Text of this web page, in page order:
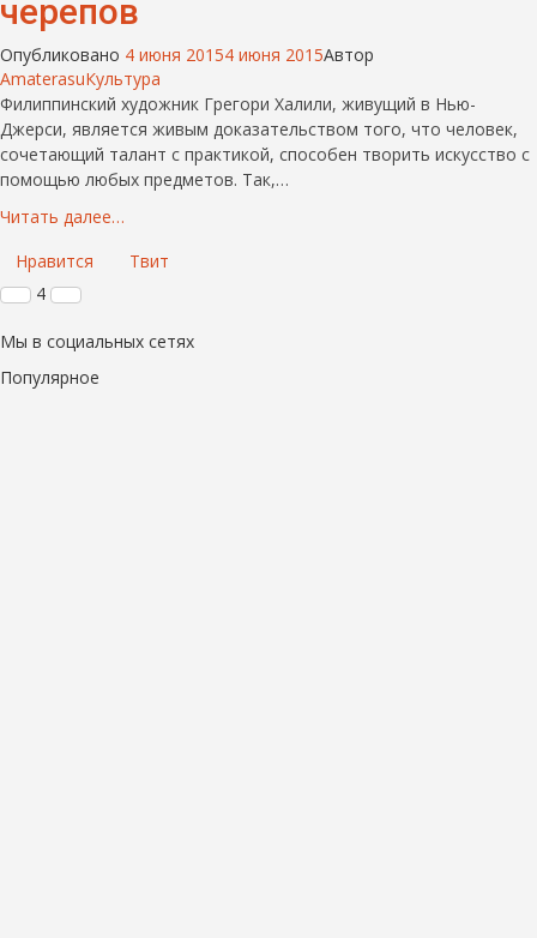
черепов
Опубликовано 4 июня 20154 июня 2015Автор
AmaterasuКультура
Филиппинский художник Грегори Халили, живущий в Нью-
Джерси, является живым доказательством того, что человек,
сочетающий талант с практикой, способен творить искусство с
помощью любых предметов. Так,…
Читать далее…
Нравится
Твит
4
Мы в социальных сетях
Популярное